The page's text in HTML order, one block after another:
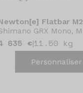
Flatbar M2
GRX Mono,
635 €|11.50 kg
Personnaliser